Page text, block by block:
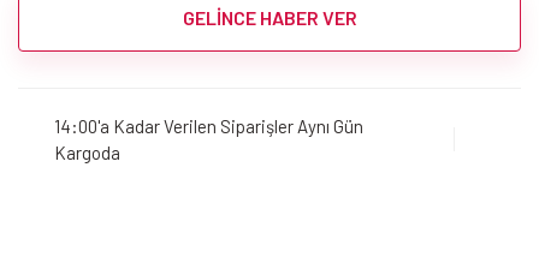
GELİNCE HABER VER
14:00'a Kadar Verilen Siparişler Aynı Gün
Kargoda